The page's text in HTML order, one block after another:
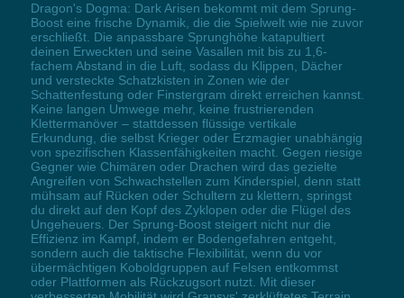
Dragon's Dogma: Dark Arisen bekommt mit dem Sprung-
Boost eine frische Dynamik, die die Spielwelt wie nie zuvor
erschließt. Die anpassbare Sprunghöhe katapultiert
deinen Erweckten und seine Vasallen mit bis zu 1,6-
fachem Abstand in die Luft, sodass du Klippen, Dächer
und versteckte Schatzkisten in Zonen wie der
Schattenfestung oder Finstergram direkt erreichen kannst.
Keine langen Umwege mehr, keine frustrierenden
Klettermanöver – stattdessen flüssige vertikale
Erkundung, die selbst Krieger oder Erzmagier unabhängig
von spezifischen Klassenfähigkeiten macht. Gegen riesige
Gegner wie Chimären oder Drachen wird das gezielte
Angreifen von Schwachstellen zum Kinderspiel, denn statt
mühsam auf Rücken oder Schultern zu klettern, springst
du direkt auf den Kopf des Zyklopen oder die Flügel des
Ungeheuers. Der Sprung-Boost steigert nicht nur die
Effizienz im Kampf, indem er Bodengefahren entgeht,
sondern auch die taktische Flexibilität, wenn du vor
übermächtigen Koboldgruppen auf Felsen entkommst
oder Plattformen als Rückzugsort nutzt. Mit dieser